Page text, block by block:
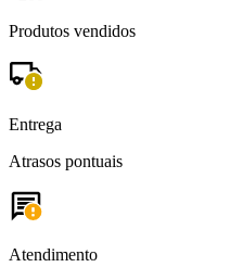
Produtos vendidos
Entrega
Atrasos pontuais
Atendimento